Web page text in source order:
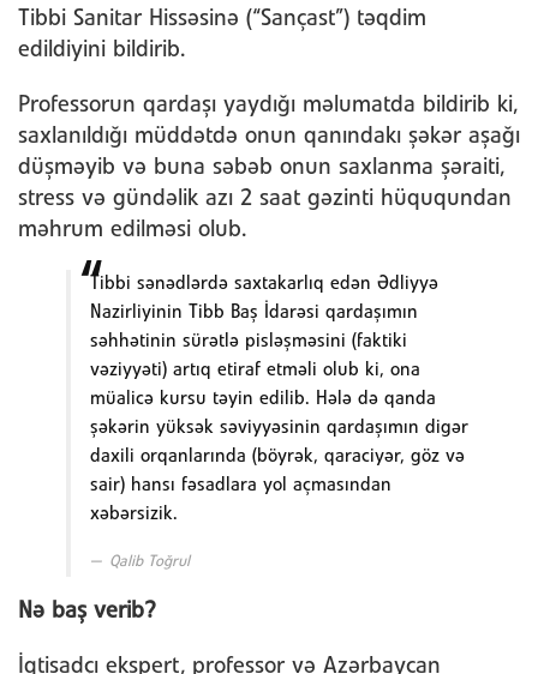
Tibbi Sanitar Hissəsinə (“Sançast”) təqdim
edildiyini bildirib.
Professorun qardaşı yaydığı məlumatda bildirib ki,
saxlanıldığı müddətdə onun qanındakı şəkər aşağı
düşməyib və buna səbəb onun saxlanma şəraiti,
stress və gündəlik azı 2 saat gəzinti hüququndan
məhrum edilməsi olub.
Tibbi sənədlərdə saxtakarlıq edən Ədliyyə
Nazirliyinin Tibb Baş İdarəsi qardaşımın
səhhətinin sürətlə pisləşməsini (faktiki
vəziyyəti) artıq etiraf etməli olub ki, ona
müalicə kursu təyin edilib. Hələ də qanda
şəkərin yüksək səviyyəsinin qardaşımın digər
daxili orqanlarında (böyrək, qaraciyər, göz və
sair) hansı fəsadlara yol açmasından
xəbərsizik.
Qalib Toğrul
Nə baş verib?
İqtisadçı ekspert, professor və Azərbaycan